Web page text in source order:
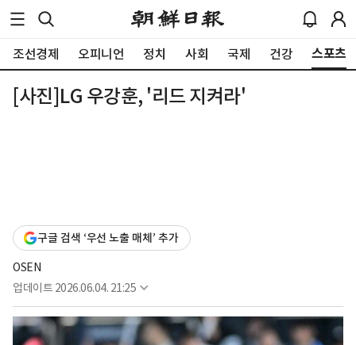
조선경제 오피니언 정치 사회 국제 건강 스포츠
[사진]LG 우강훈, '리드 지켜라'
구글 검색 ‘우선 노출 매체’ 추가
OSEN
업데이트 2026.06.04. 21:25